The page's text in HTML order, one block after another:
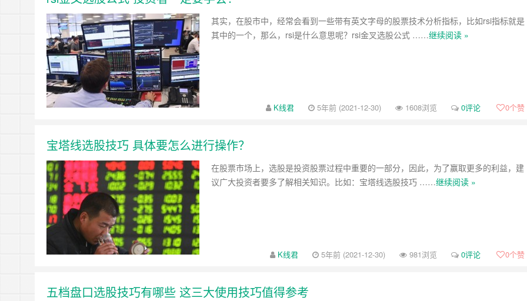
其实，在股市中，经常会看到一些带有英文字母的股票技术分析指标，比如rsi指标就是
其中的一个，那么，rsi是什么意思呢？rsi金叉选股公式 ……继续阅读 »
K线君 5年前 (2021-12-30) 1608浏览 0评论 0个赞
宝塔线选股技巧 具体要怎么进行操作？
在股票市场上，选股是投资股票过程中重要的一部分，因此，为了赢取更多的利益，建
议广大投资者要多了解相关知识。比如：宝塔线选股技巧 ……继续阅读 »
K线君 5年前 (2021-12-30) 981浏览 0评论 0个赞
五档盘口选股技巧有哪些 这三大使用技巧值得参考